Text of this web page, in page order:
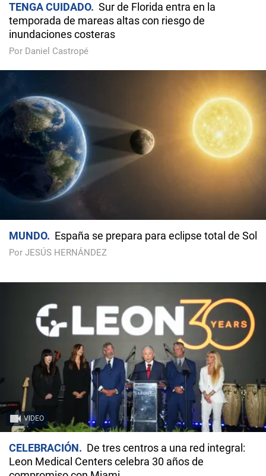
TENGA CUIDADO
Sur de Florida entra en la
temporada de mareas altas con riesgo de
inundaciones costeras
Por Daniel Castropé
MUNDO España se prepara para eclipse total de Sol
Por JESÚS HERNÁNDEZ
VIDEO
CELEBRACIÓN
De tres centros a una red integral:
Leon Medical Centers celebra 30 años de